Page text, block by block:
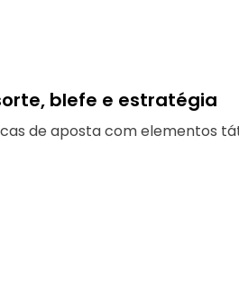
blefe e estratégia
de aposta com elementos